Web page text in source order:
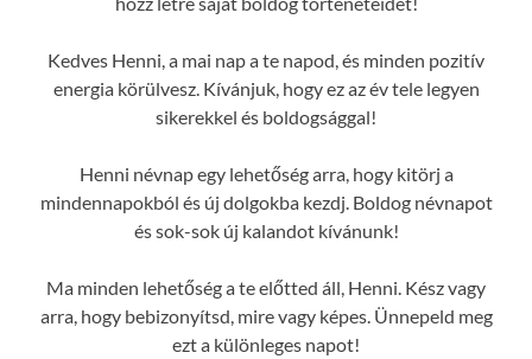
Kedves Henni, a mai nap a te napod, és minden pozitív
energia körülvesz. Kívánjuk, hogy ez az év tele legyen
sikerekkel és boldogsággal!
Henni névnap egy lehetőség arra, hogy kitörj a
mindennapokból és új dolgokba kezdj. Boldog névnapot
és sok-sok új kalandot kívánunk!
Ma minden lehetőség a te előtted áll, Henni. Kész vagy
arra, hogy bebizonyítsd, mire vagy képes. Ünnepeld meg
ezt a különleges napot!